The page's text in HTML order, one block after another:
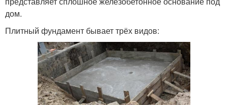
дом.
Плитный фундамент бывает трёх видов: